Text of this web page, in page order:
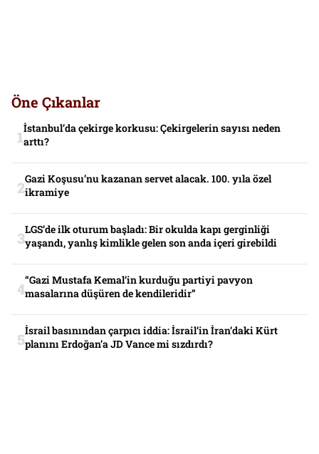
Öne Çıkanlar
İstanbul’da çekirge korkusu: Çekirgelerin sayısı neden
arttı?
Gazi Koşusu’nu kazanan servet alacak. 100. yıla özel
ikramiye
LGS’de ilk oturum başladı: Bir okulda kapı gerginliği
yaşandı, yanlış kimlikle gelen son anda içeri girebildi
“Gazi Mustafa Kemal’in kurduğu partiyi pavyon
masalarına düşüren de kendileridir”
İsrail basınından çarpıcı iddia: İsrail’in İran’daki Kürt
planını Erdoğan’a JD Vance mi sızdırdı?